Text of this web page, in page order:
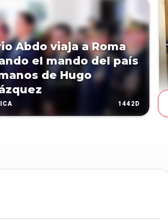
Abdo viaja a Roma
el mando del país
de Hugo
1442D